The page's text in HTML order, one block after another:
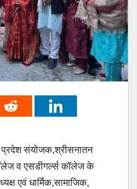
प्रदेश संयोजक,श्रीसनातन
व एसडीगर्ल्स कॉलेज के
एवं धार्मिक,सामाजिक,